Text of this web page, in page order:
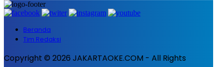
Beranda
Tim Redaksi
Copyright © 2026 JAKARTAOKE.COM - All Rights